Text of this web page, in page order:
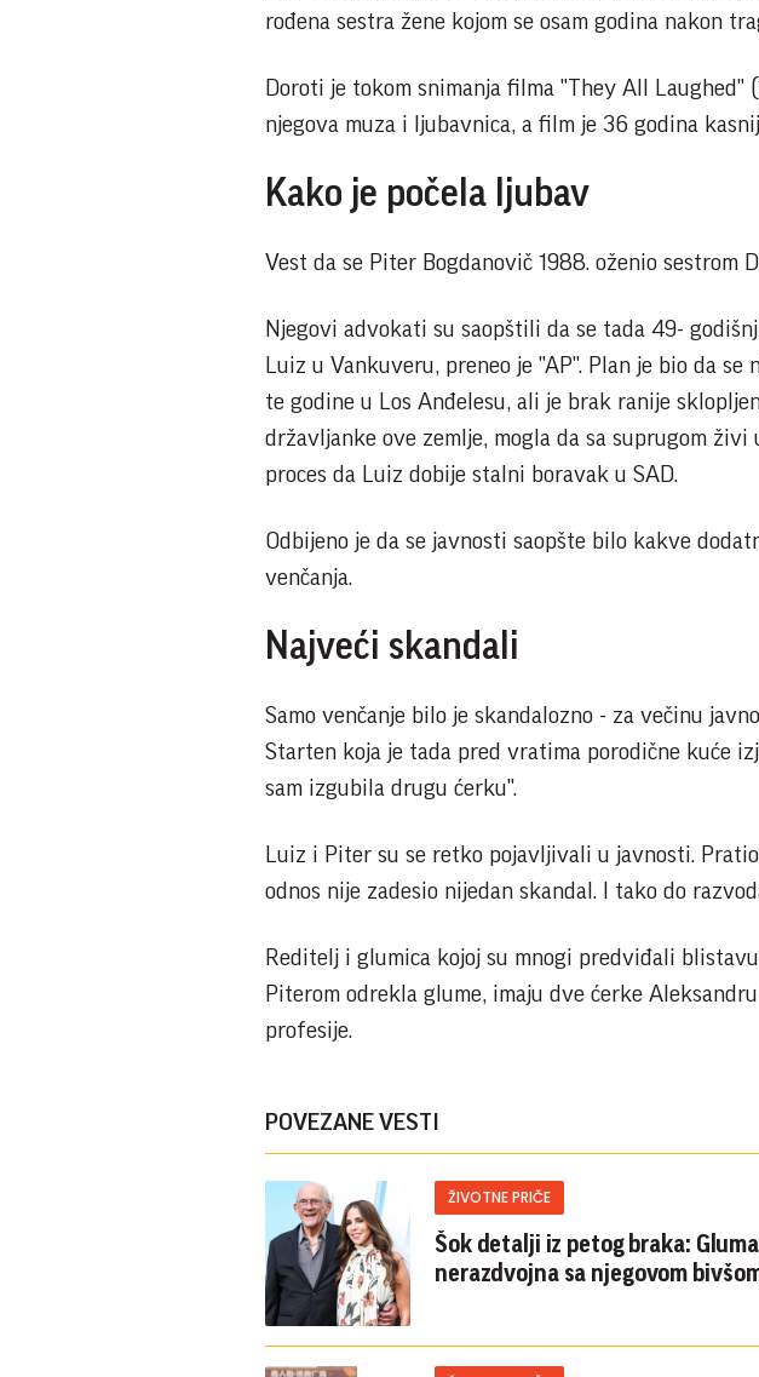
rođena sestra žene kojom se osam godina nakon
Doroti je tokom snimanja filma "They All Laughed"
njegova muza i ljubavnica, a film je 36 godina
Kako je počela ljubav
Vest da se Piter Bogdanovič 1988. oženio
Njegovi advokati su saopštili da se tada 49-
Luiz u Vankuveru, preneo je "AP". Plan je bio da
te godine u Los Anđelesu, ali je brak ranije
državljanke ove zemlje, mogla da sa suprugom živi
proces da Luiz dobije stalni boravak u SAD.
Odbijeno je da se javnosti saopšte bilo kakve
venčanja.
Najveći skandali
Samo venčanje bilo je skandalozno - za večinu
Starten koja je tada pred vratima porodične kuće
sam izgubila drugu ćerku".
Luiz i Piter su se retko pojavljivali u javnosti.
odnos nije zadesio nijedan skandal. I tako do
Reditelj i glumica kojoj su mnogi predviđali
Piterom odrekla glume, imaju dve ćerke
profesije.
POVEZANE VESTI
ŽIVOTNE PRIČE
Šok detalji iz petog braka:
nerazdvojna sa njegovom